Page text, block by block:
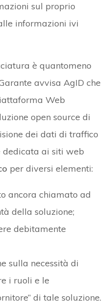
sul proprio
informazioni ivi
è quantomeno
avvisa AgID che
Web
open source di
dei dati di traffico
dedicata ai siti web
per diversi elementi:
ancora chiamato ad
della soluzione;
debitamente
sulla necessità di
i ruoli e le
di tale soluzione.